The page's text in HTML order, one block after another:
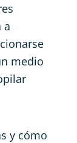
a
medio
y cómo